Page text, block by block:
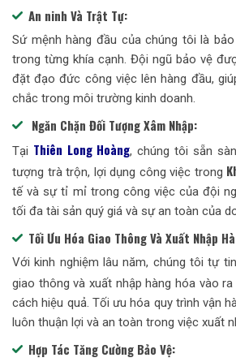
An ninh Và Trật Tự:
Sứ mệnh hàng đầu của chúng tôi là
trong từng khía cạnh. Đội ngũ bảo vệ
đặt đạo đức công việc lên hàng đầu,
chắc trong môi trường kinh doanh.
Ngăn Chặn Đối Tượng Xâm Nhập:
Tại Thiên Long Hoàng, chúng tôi sẵn
tượng trà trộn, lợi dụng công việc trong
tế và sự tỉ mỉ trong công việc của đội
tối đa tài sản quý giá và sự an toàn của
Tối Ưu Hóa Giao Thông Và Xuất Nhập
Với kinh nghiệm lâu năm, chúng tôi tự
giao thông và xuất nhập hàng hóa vào ra
cách hiệu quả. Tối ưu hóa quy trình vận
luôn thuận lợi và an toàn trong việc xuất
Hợp Tác Tăng Cường Bảo Vệ: